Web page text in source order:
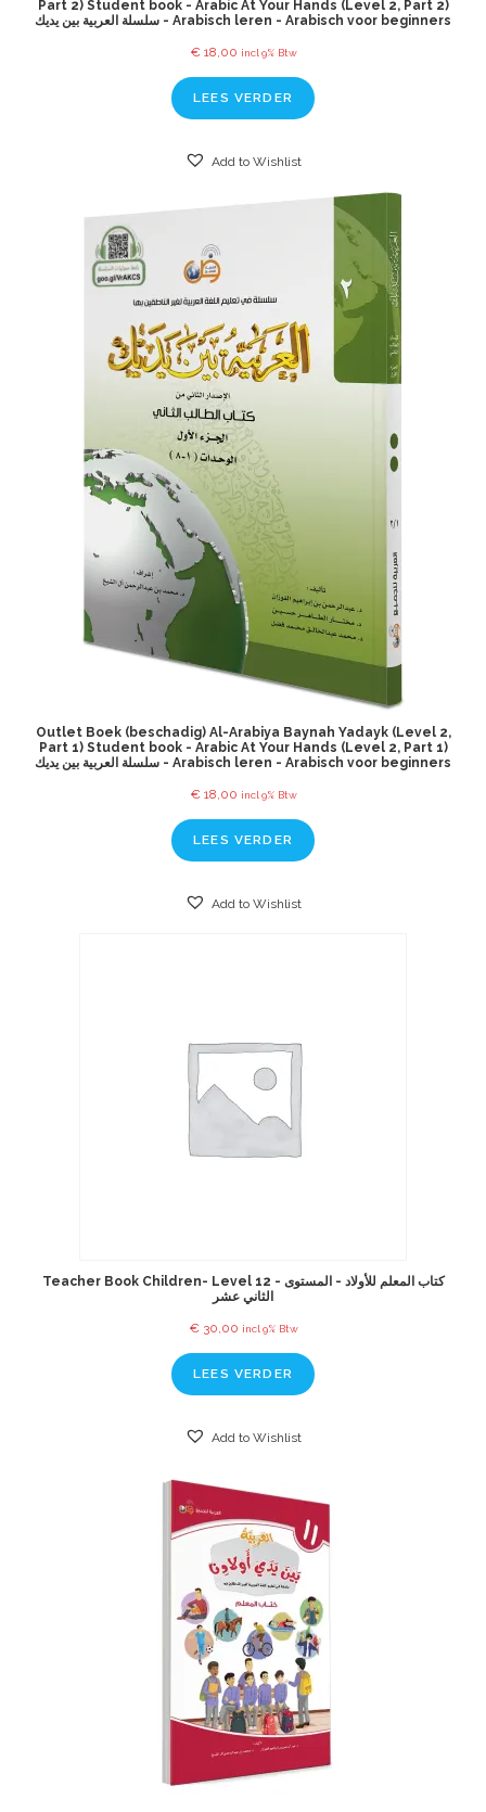
Part 2) Student book - Arabic At Your Hands (Level 2, Part 2)
سلسلة العربية بين يديك - Arabisch leren - Arabisch voor beginners
€18,00 incl 9% Btw
LEES VERDER
Add to Wishlist
Outlet Boek (beschadig) Al-Arabiya Baynah Yadayk (Level 2,
Part 1) Student book - Arabic At Your Hands (Level 2, Part 1)
سلسلة العربية بين يديك - Arabisch leren - Arabisch voor beginners
€18,00 incl 9% Btw
LEES VERDER
Add to Wishlist
Teacher Book Children- Level 12 - كتاب المعلم للأولاد - المستوى
الثاني عشر
€30,00 incl 9% Btw
LEES VERDER
Add to Wishlist